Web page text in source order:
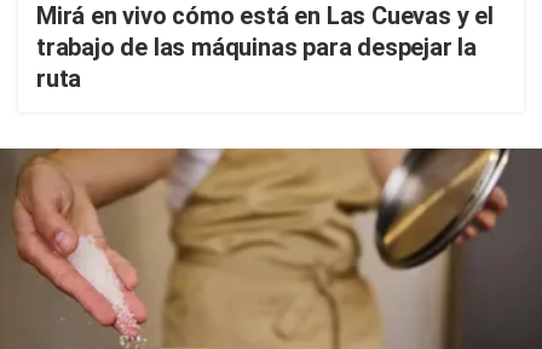
Mirá en vivo cómo está en Las Cuevas y el
trabajo de las máquinas para despejar la
ruta